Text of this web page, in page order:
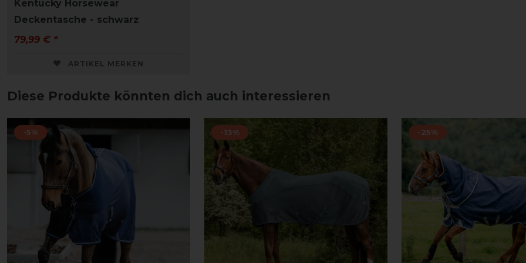
Kentucky Horsewear
Deckentasche - schwarz
79,99 € *
ARTIKEL MERKEN
Diese Produkte könnten dich auch interessieren
-5% -13% -25%